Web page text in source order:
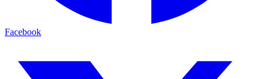
Facebook